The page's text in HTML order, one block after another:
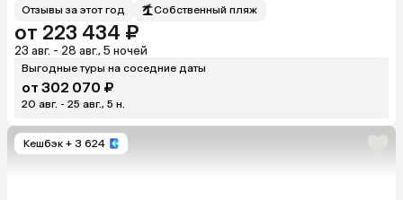
Отзывы за этот год Собственный пляж
от 223 434 ₽
23 авг. - 28 авг., 5 ночей
Выгодные туры на соседние даты
от 302 070 ₽
20 авг. - 25 авг., 5 н.
Кешбэк + 3 624